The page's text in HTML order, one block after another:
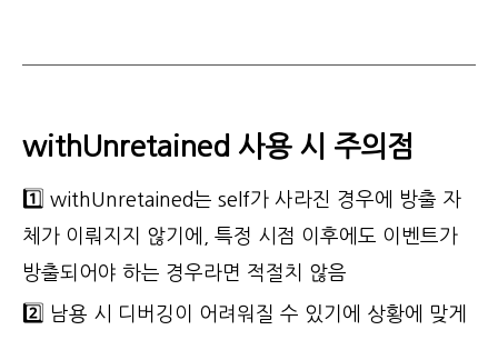
withUnretained 사용 시 주의점
1️⃣ withUnretained는 self가 사라진 경우에 방출 자
체가 이뤄지지 않기에, 특정 시점 이후에도 이벤트가
방출되어야 하는 경우라면 적절치 않음
2️⃣ 남용 시 디버깅이 어려워질 수 있기에 상황에 맞게